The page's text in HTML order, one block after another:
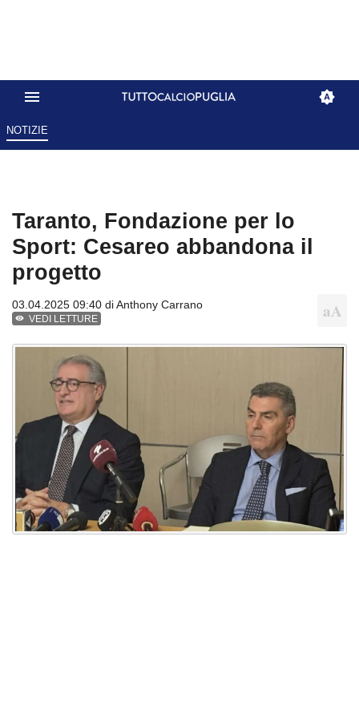
NOTIZIE
Taranto, Fondazione per lo
Sport: Cesareo abbandona il
progetto
03.04.2025 09:40 diAnthony Carrano
VEDI LETTURE